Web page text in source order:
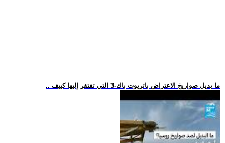
.. ما بديل صواريخ الاعتراض باتريوت باك-3 التي تفتقر إليها كييف